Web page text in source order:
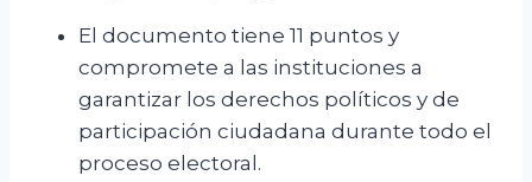
El documento tiene 11 puntos y
compromete a las instituciones a
garantizar los derechos políticos y de
participación ciudadana durante todo el
proceso electoral.